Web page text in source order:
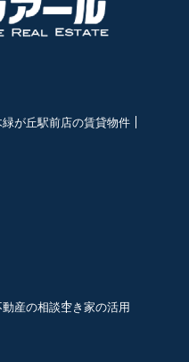
緑が丘駅前店の賃貸物件
産の相談空き家の活用